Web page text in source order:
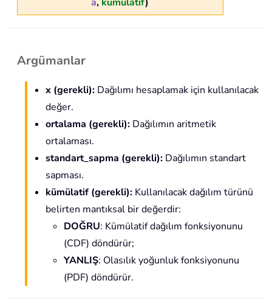
Argümanlar
x (gerekli): Dağılımı hesaplamak için kullanılacak
değer.
ortalama (gerekli): Dağılımın aritmetik
ortalaması.
standart_sapma (gerekli): Dağılımın standart
sapması.
kümülatif (gerekli): Kullanılacak dağılım türünü
belirten mantıksal bir değerdir:
DOĞRU: Kümülatif dağılım fonksiyonunu
(CDF) döndürür;
YANLIŞ: Olasılık yoğunluk fonksiyonunu
(PDF) döndürür.